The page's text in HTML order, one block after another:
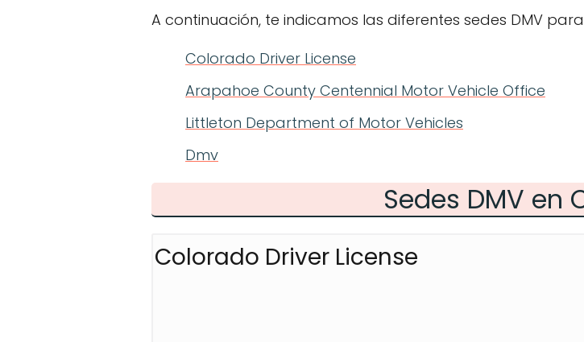
A continuación, te indicamos las diferentes sedes DMV
Colorado Driver License
Arapahoe County Centennial Motor Vehicle Office
Littleton Department of Motor Vehicles
Dmv
Sedes DMV en
Colorado Driver License